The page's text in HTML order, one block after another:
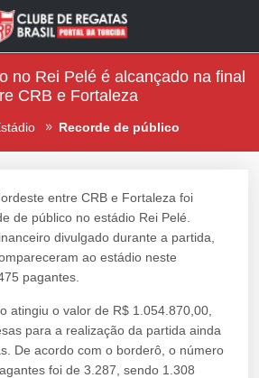
no Rei Pelé é alcançado na final
CRB e Fortaleza
Recorde de público
entre CRB e Fortaleza foi
de público no estádio Rei Pelé.
divulgado durante a partida,
ao estádio neste
pagantes.
atingiu o valor de R$ 1.054.870,00,
para a realização da partida ainda
De acordo com o borderô, o número
foi de 3.287, sendo 1.308